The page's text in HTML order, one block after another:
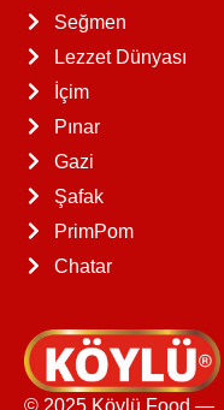
Seğmen
Lezzet Dünyası
İçim
Pınar
Gazi
Şafak
PrimPom
Chatar